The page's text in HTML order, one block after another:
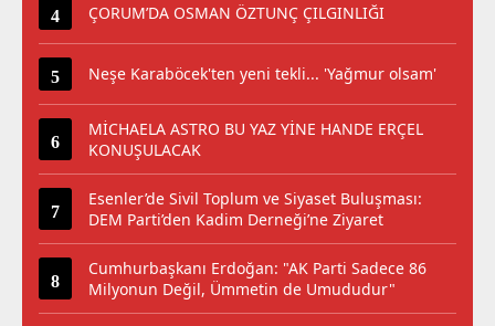
ÇORUM’DA OSMAN ÖZTUNÇ ÇILGINLIĞI
Neşe Karaböcek'ten yeni tekli... 'Yağmur olsam'
MİCHAELA ASTRO BU YAZ YİNE HANDE ERÇEL
KONUŞULACAK
Esenler’de Sivil Toplum ve Siyaset Buluşması:
DEM Parti’den Kadim Derneği’ne Ziyaret
Cumhurbaşkanı Erdoğan: "AK Parti Sadece 86
Milyonun Değil, Ümmetin de Umududur"